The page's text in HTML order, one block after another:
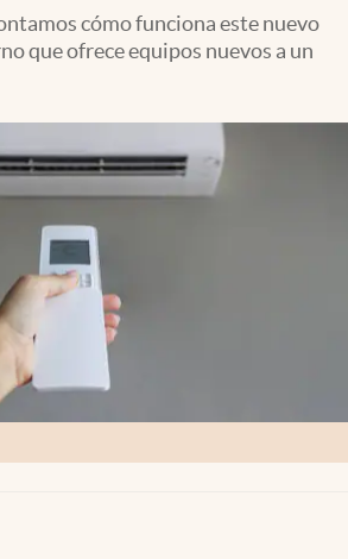
cómo funciona este nuevo
que ofrece equipos nuevos a un